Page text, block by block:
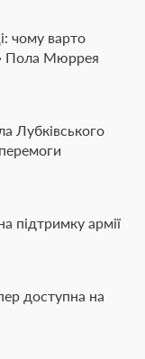
чому варто
Пола Мюррея
Лубківського
підтримку армії
доступна на